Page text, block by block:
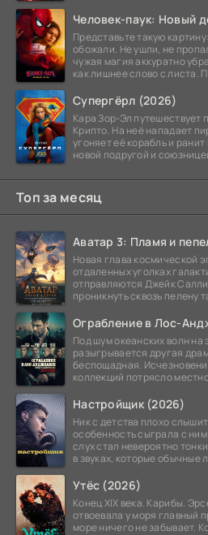
Человек-паук: Новый
Представьте такую
обожали. Не ушли, не
чужая магия аккуратно
как лишнее слово с листа.
Супергёрл (2026)
Кара Зор-Эл путешествует
Крипто. На неё нападает
угоняет её корабль и
новой подругой и
Топ за месяц
Аватар 3: Пламя и
Новая глава космической
отдаленных уголках
отправляются Джейк
проникнуть сквозь пелену
Ограбление в Лос-
Под шум океанских волн на
разыгрывается другая
беспощадная.
коллекций потрясло
Настройщик (2026)
Ник с детства плохо
особенность сыграла с
слух стал невероятно
в звуках, которые обычные
Утёс (2026)
Конец XIX века. Карибы.
отвоевала у моря главный
море ничего не забывает.